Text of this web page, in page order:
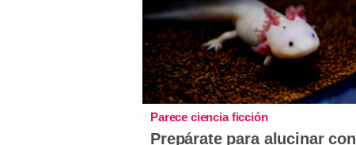
Parece ciencia ficción
Prepárate para alucinar con